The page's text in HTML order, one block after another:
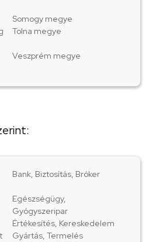
Somogy megye
Tolna megye
Veszprém megye
Bank, Biztosítás, Bróker
Egészségügy,
Gyógyszeripar
Értékesítés, Kereskedelem
Gyártás, Termelés